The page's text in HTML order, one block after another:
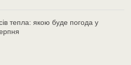
тепла: якою буде погода у